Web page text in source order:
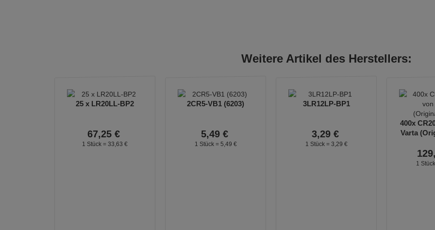
Weitere Artikel des Herstellers:
25 x LR20LL-BP2
67,25 €
1 Stück = 33, 63 €
2CR5-VB1 (6203)
5,49 €
1 Stück = 5, 49 €
3LR12LP-BP1
3,29 €
1 Stück = 3, 29 €
400x
Varta
129,
1